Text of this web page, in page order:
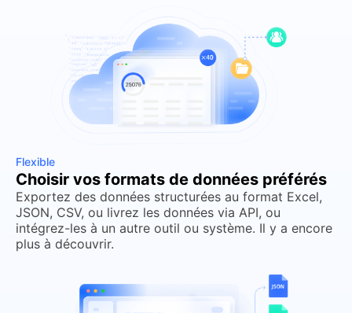
Flexible
Choisir vos formats de données préférés
Exportez des données structurées au format Excel,
JSON, CSV, ou livrez les données via API, ou
intégrez-les à un autre outil ou système. Il y a encore
plus à découvrir.